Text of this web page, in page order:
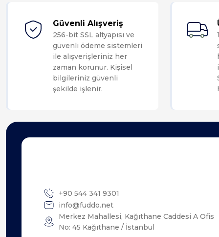
Güvenli Alışveriş
256-bit SSL altyapısı ve
güvenli ödeme sistemleri
ile alışverişleriniz her
zaman korunur. Kişisel
bilgileriniz güvenli
şekilde işlenir.
+90 544 341 9301
info@fuddo.net
Merkez Mahallesi, Kağıthane Caddesi A Ofis
No: 45 Kağıthane / İstanbul